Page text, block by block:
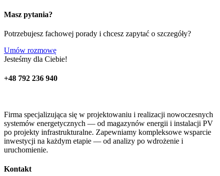
Masz pytania?
Potrzebujesz fachowej porady i chcesz zapytać o szczegóły?
Umów rozmowę
Jesteśmy dla Ciebie!
+48 792 236 940
Firma specjalizująca się w projektowaniu i realizacji nowoczesnych
systemów energetycznych — od magazynów energii i instalacji PV
po projekty infrastrukturalne. Zapewniamy kompleksowe wsparcie
inwestycji na każdym etapie — od analizy po wdrożenie i
uruchomienie.
Kontakt